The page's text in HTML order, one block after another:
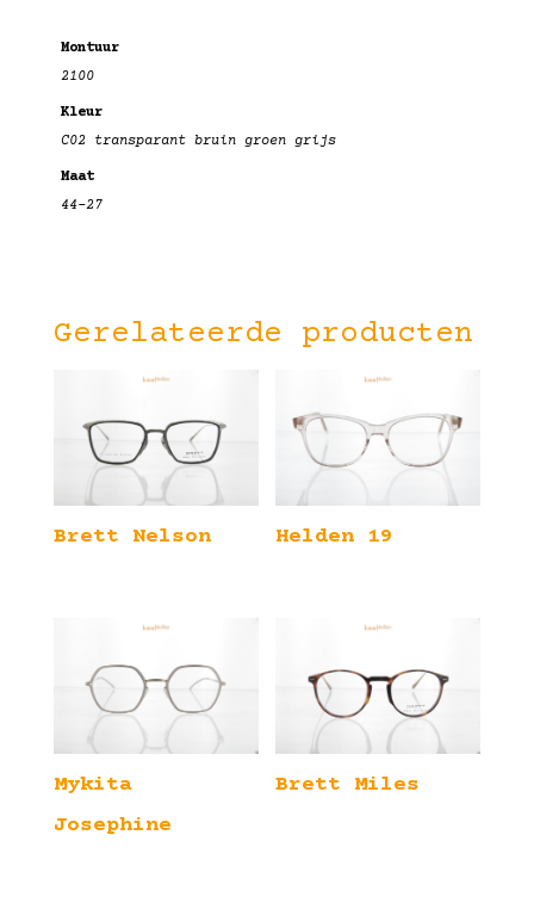
Montuur
2100
Kleur
C02 transparant bruin groen grijs
Maat
44-27
Gerelateerde producten
Brett Nelson Helden 19
Mykita
Josephine
Brett Miles